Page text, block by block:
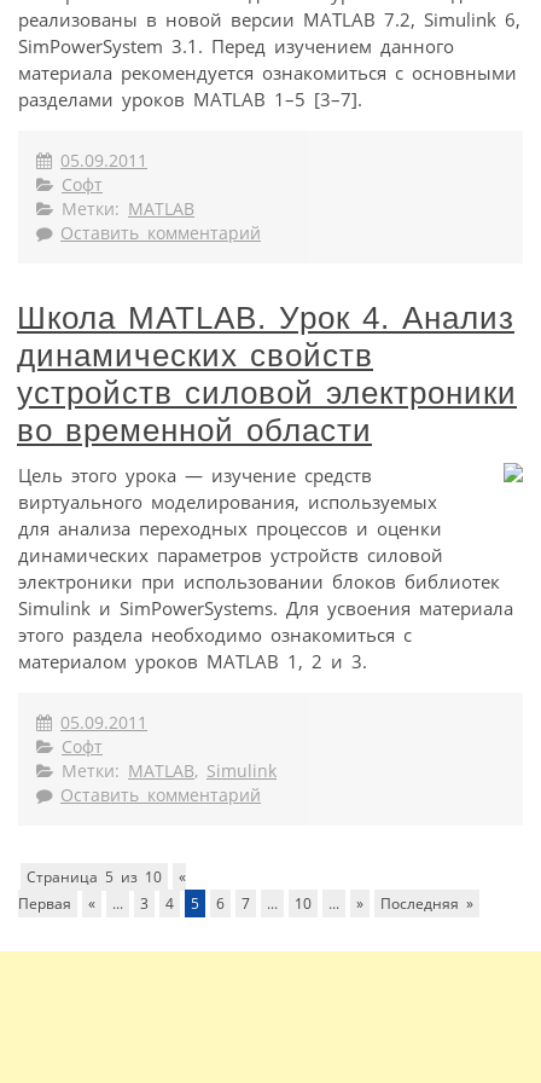
реализованы в новой версии MATLAB 7.2, Simulink 6,
SimPowerSystem 3.1. Перед изучением данного
материала рекомендуется ознакомиться с основными
разделами уроков MATLAB 1–5 [3–7].
05.09.2011
Софт
Метки: MATLAB
Оставить комментарий
Школа MATLAB. Урок 4. Анализ
динамических свойств
устройств силовой электроники
во временной области
Цель этого урока — изучение средств
виртуального моделирования, используемых
для анализа переходных процессов и оценки
динамических параметров устройств силовой
электроники при использовании блоков библиотек
Simulink и SimPowerSystems. Для усвоения материала
этого раздела необходимо ознакомиться с
материалом уроков MATLAB 1, 2 и 3.
05.09.2011
Софт
Метки: MATLAB, Simulink
Оставить комментарий
Страница 5 из 10
«
Первая
« ... 3 4 5 6 7 ... 10 ... » Последняя »